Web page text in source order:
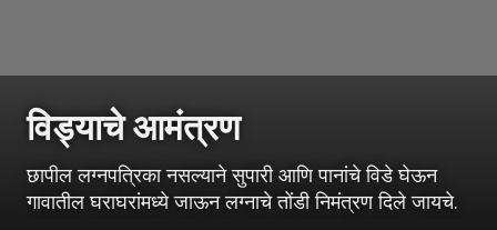
विड्याचे आमंत्रण
छापील लग्नपत्रिका नसल्याने सुपारी आणि पानांचे विडे घेऊन
गावातील घराघरांमध्ये जाऊन लग्नाचे तोंडी निमंत्रण दिले जायचे.